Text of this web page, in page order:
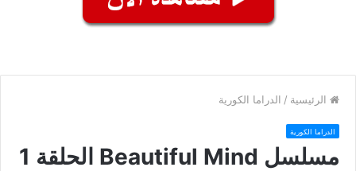
الرئيسية / الدراما الكورية
الدراما الكورية
مسلسل Beautiful Mind الحلقة 1